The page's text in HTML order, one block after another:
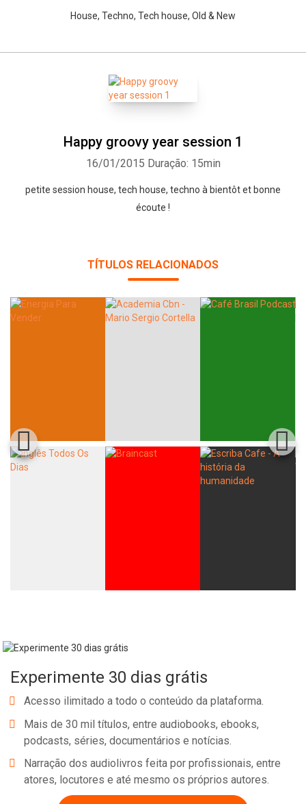
House, Techno, Tech house, Old & New
Happy groovy year session 1
16/01/2015 Duração: 15min
petite session house, tech house, techno à bientôt et bonne
écoute !
TÍTULOS RELACIONADOS
Experimente 30 dias grátis
Acesso ilimitado a todo o conteúdo da plataforma.
Mais de 30 mil títulos, entre audiobooks, ebooks,
podcasts, séries, documentários e notícias.
Narração dos audiolivros feita por profissionais, entre
atores, locutores e até mesmo os próprios autores.
Whatsapp Facebook Twitter E-mail